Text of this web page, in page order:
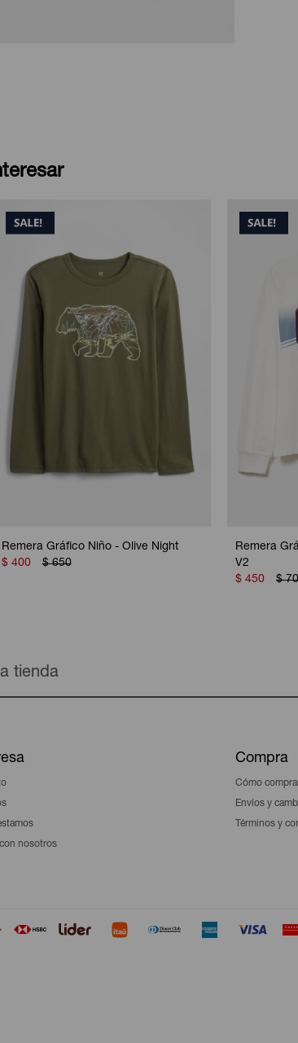
Remera Gráfico Niño - Olive Night
$ 400 $ 650
Remera
V2
$ 450 $
tienda
con nosotros
Compra
Cómo
Envíos y
Términos y